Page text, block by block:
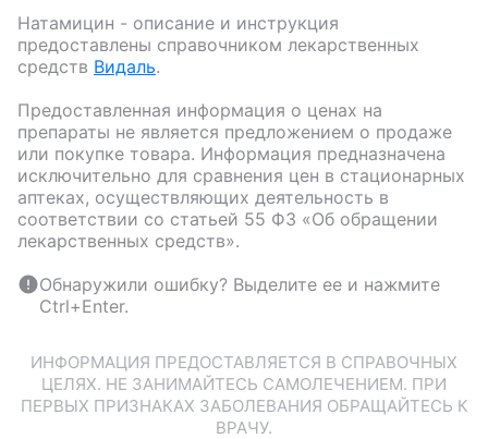
Натамицин - описание и инструкция
предоставлены справочником лекарственных
средств Видаль.
Предоставленная информация о ценах на
препараты не является предложением о продаже
или покупке товара. Информация предназначена
исключительно для сравнения цен в стационарных
аптеках, осуществляющих деятельность в
соответствии со статьей 55 ФЗ «Об обращении
лекарственных средств».
Обнаружили ошибку? Выделите ее и нажмите
Ctrl+Enter.
ИНФОРМАЦИЯ ПРЕДОСТАВЛЯЕТСЯ В СПРАВОЧНЫХ
ЦЕЛЯХ. НЕ ЗАНИМАЙТЕСЬ САМОЛЕЧЕНИЕМ. ПРИ
ПЕРВЫХ ПРИЗНАКАХ ЗАБОЛЕВАНИЯ ОБРАЩАЙТЕСЬ К
ВРАЧУ.